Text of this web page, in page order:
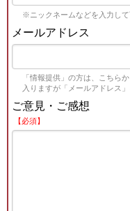
※ニックネームなどを入力して
メールアドレス
「情報提供」の方は、こちら
入りますが「メールアドレス
ご意見・ご感想
【必須】